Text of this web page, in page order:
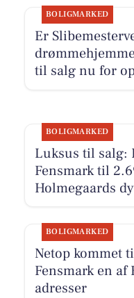
BOLIGMARKED
Er
til salg nu for
BOLIGMARKED
Luksus til salg:
Fensmark til
Holmegaards
BOLIGMARKED
Netop kommet
Fensmark en af
adresser